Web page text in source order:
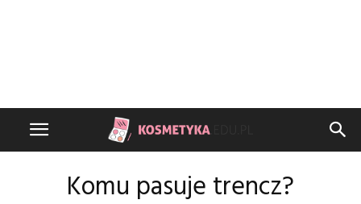
Komu pasuje trencz?